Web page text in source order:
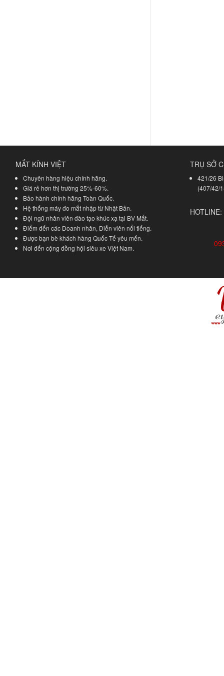
MẮT KÍNH VIỆT
Chuyên hàng hiệu chính hãng.
Giá rẻ hơn thị trường 25%-60%.
Bảo hành chính hãng Toàn Quốc.
Hệ thống máy đo mắt nhập từ Nhật Bản.
Đội ngũ nhân viên đào tạo khúc xạ tại BV Mắt.
Điểm đến các Doanh nhân, Diễn viên nổi tiếng.
Được bạn bè khách hàng Quốc Tế yêu mến.
Nơi đến cộng đồng hội siêu xe Việt Nam.
TRỤ SỞ
421/26
(407/42/
HOTLINE: